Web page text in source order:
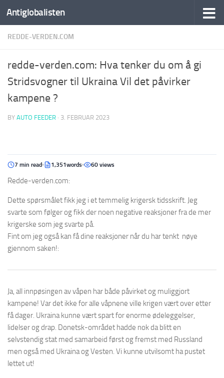
Antiglobalisten
REDDE-VERDEN.COM
redde-verden.com: Hva tenker du om å gi
Stridsvogner til Ukraina Vil det påvirker
kampene ?
BY AUTO FEEDER · 3. FEBRUAR 2023
7 min read 1,351words 60 views
Redde-verden.com:
Dette spørsmålet fikk jeg i et temmelig krigersk tidsskrift. Jeg
svarte som følger og fikk der noen negative reaksjoner fra de mer
krigerske som jeg svarte på.
Fint om jeg også kan få dine reaksjoner når du har tenkt nøye
gjennom saken!:
Ja, all innpøsingen av våpen har både påvirket og muliggjort
kampene! Var det ikke for alle våpnene ville krigen vært over etter
få dager. Ukraina kunne vært spart for enorme ødeleggelser,
lidelser og drap. Donetsk-området hadde nok da blitt en
selvstendig stat med samarbeid først og fremst med Russland
men også med Ukraina og Vesten. Vi kunne utvilsomt ha pustet
lettet ut!